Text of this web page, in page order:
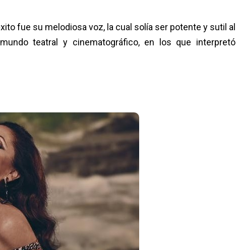
fue su melodiosa voz, la cual solía ser potente y sutil al
teatral y cinematográfico, en los que interpretó